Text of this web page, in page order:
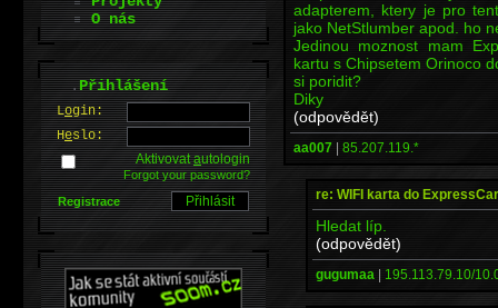
adapterem, ktery je pro
jako NetStlumber apod. ho
Jedinou moznost mam
kartu s Chipsetem Orinoco
si poridit?
Diky
(odpovědět)
aa007 | 85.207.119.*
re: WIFI karta do
Hledat líp.
(odpovědět)
gugumaa | 195.113.79.10/
O nás
.Přihlášení
Login:
Heslo:
Aktivovatautologin
Forgot your password?
Registrace